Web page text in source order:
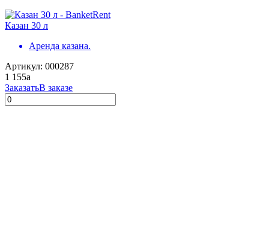
Казан 30 л
Аренда казана.
Артикул: 000287
1 155a
ЗаказатьВ заказе